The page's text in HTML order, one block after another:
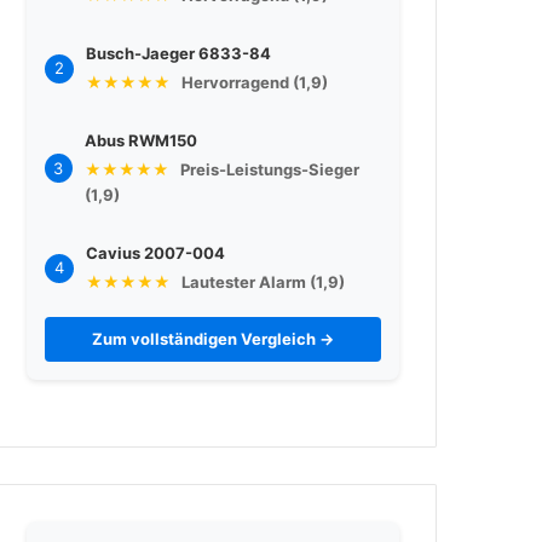
2
Busch-Jaeger 6833-84
★★★★★
Hervorragend (1,9)
3
Abus RWM150
★★★★★
Preis-Leistungs-Sieger
(1,9)
4
Cavius 2007-004
★★★★★
Lautester Alarm (1,9)
Zum vollständigen Vergleich →